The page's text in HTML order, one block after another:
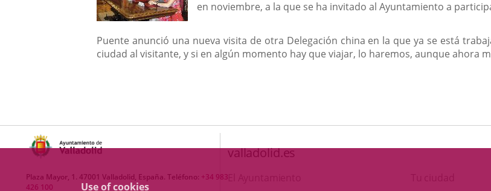
Use of cookies
en noviembre, a la que se ha invitado al Ayuntamiento a
Puente anunció una nueva visita de otra Delegación china en la que ya se está
ciudad al visitante, y si en algún momento hay que viajar, lo haremos, aunque ahora
Plaza Mayor, 1. 47001 Valladolid, España. Teléfono: +34 983
426 100
valladolid.es